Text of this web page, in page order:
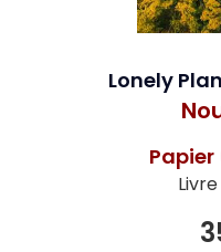
Lonely